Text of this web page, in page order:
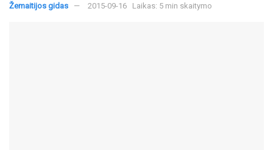
Žemaitijos gidas 2015-09-16 Laikas: 5 min skaitymo